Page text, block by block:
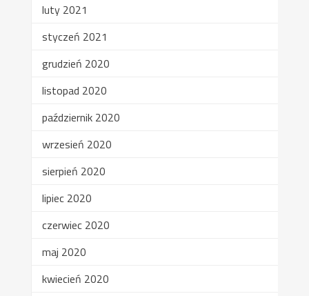
luty 2021
styczeń 2021
grudzień 2020
listopad 2020
październik 2020
wrzesień 2020
sierpień 2020
lipiec 2020
czerwiec 2020
maj 2020
kwiecień 2020